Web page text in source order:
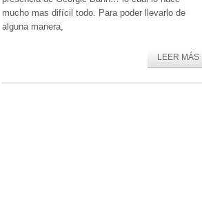
mucho mas difícil todo. Para poder llevarlo de
alguna manera,
LEER MÁS